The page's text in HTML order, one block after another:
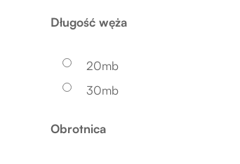
Długość węża
20mb
30mb
Obrotnica